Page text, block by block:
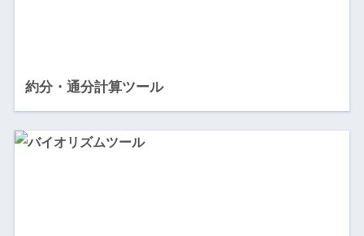
約分・通分計算ツール